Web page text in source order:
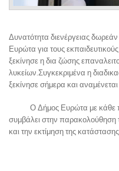
Δυνατότητα διενέργειας
Ευρώτα για τους
ξεκίνησε η δια ζώσης
λυκείων.Συγκεκριμένα η
ξεκίνησε σήμερα και
Ο Δήμος Ευρώτα με κάθε
συμβάλει στην παρακολούθηση
και την εκτίμηση της